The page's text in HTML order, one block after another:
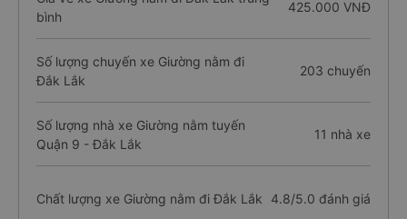
bình
425.000 VNĐ
Số lượng chuyến xe Giường nằm đi
Đắk Lắk
203 chuyến
Số lượng nhà xe Giường nằm tuyến
Quận 9 - Đắk Lắk
11 nhà xe
Chất lượng xe Giường nằm đi Đắk Lắk 4.8/5.0 đánh giá